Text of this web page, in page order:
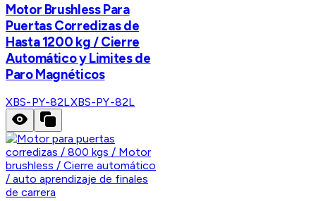
Motor Brushless Para
Puertas Corredizas de
Hasta 1200 kg / Cierre
Automático y Limites de
Paro Magnéticos
XBS-PY-82LXBS-PY-82L